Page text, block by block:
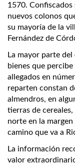
1570. Confiscados
nuevos colonos
su mayoría de la
Fernández de
La mayor parte
bienes que
allegados en
reparten constan
almendros, en
tierras de cereales,
norte en la margen
camino que va a
La información
valor